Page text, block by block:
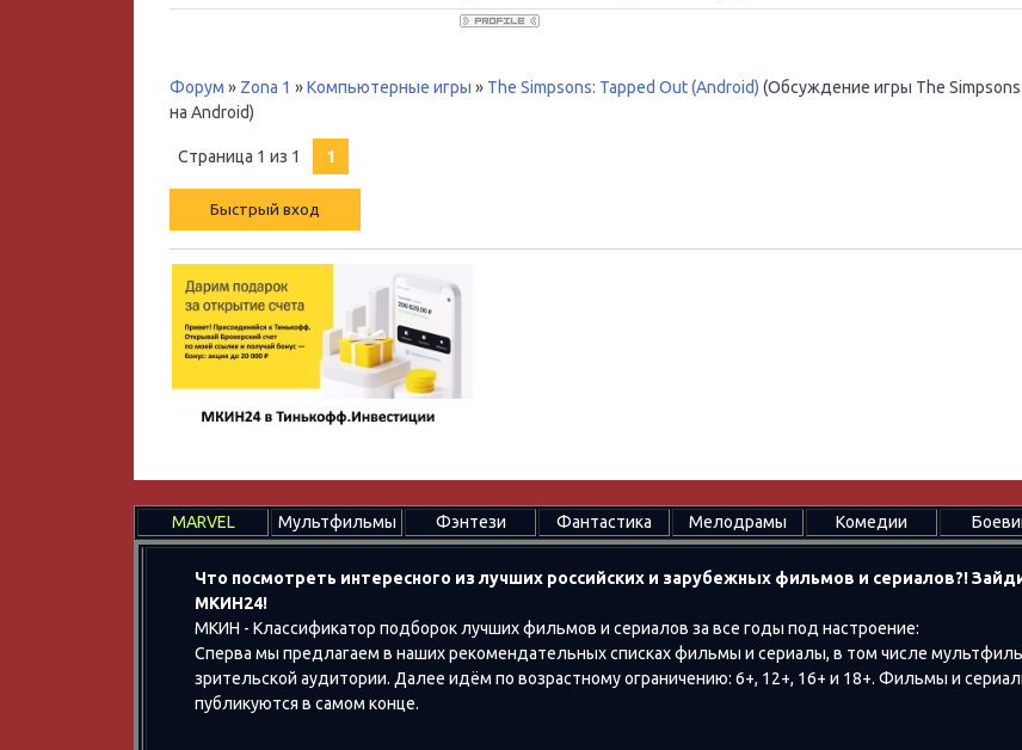
Форум » Zona 1 »Компьютерные игры » The Simpsons: Tapped Out (Android) (Обсуждение игры The
на Android)
Страница 1 из 1 1
MARVEL Мультфильмы Фэнтези Фантастика Мелодрамы Комедии
Что посмотреть интересного из лучших российских и зарубежных фильмов и сериалов?!
МКИН24!
МКИН - Классификатор подборок лучших фильмов и сериалов за все годы под настроение:
Сперва мы предлагаем в наших рекомендательных списках фильмы и сериалы, в том числе
зрительской аудитории. Далее идём по возрастному ограничению: 6+, 12+, 16+ и 18+. Фильмы и
публикуются в самом конце.